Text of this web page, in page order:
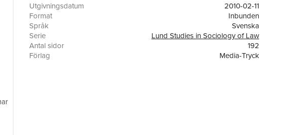
Utgivningsdatum
2010-02-11
Format
Inbunden
Språk
Svenska
Serie
Lund Studies in Sociology of Law
Antal sidor
192
Förlag
Media-Tryck